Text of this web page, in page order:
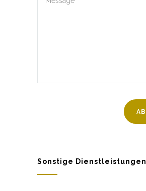
Sonstige Dienstleistungen